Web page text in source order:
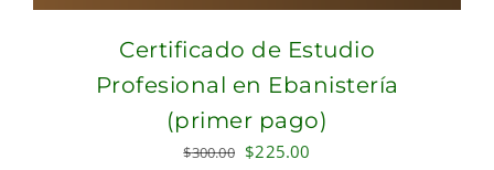
Certificado de Estudio
Profesional en Ebanistería
(primer pago)
$300.00 Original
$225.00